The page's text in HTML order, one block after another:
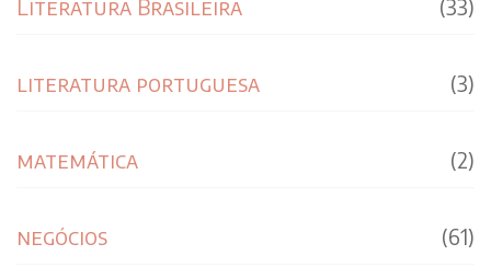
Literatura Brasileira (33)
literatura portuguesa (3)
matemática (2)
negócios (61)